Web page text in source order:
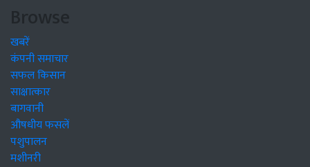
Browse
खबरें
कंपनी समाचार
सफल किसान
साक्षात्कार
बागवानी
औषधीय फसलें
पशुपालन
मशीनरी